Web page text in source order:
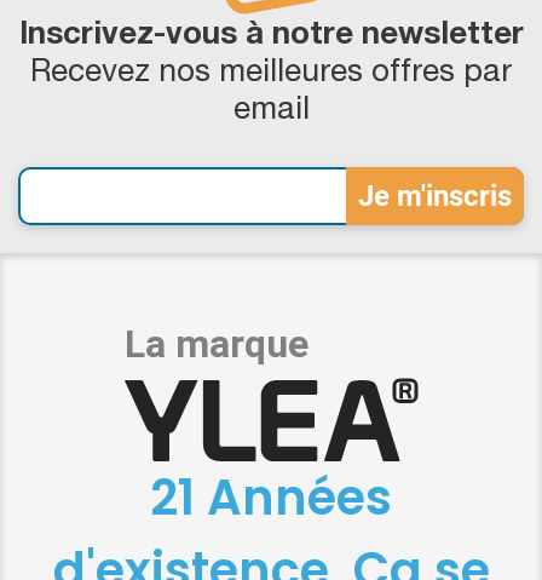
Inscrivez-vous à notre newsletter
Recevez nos meilleures offres par
email
21 Années